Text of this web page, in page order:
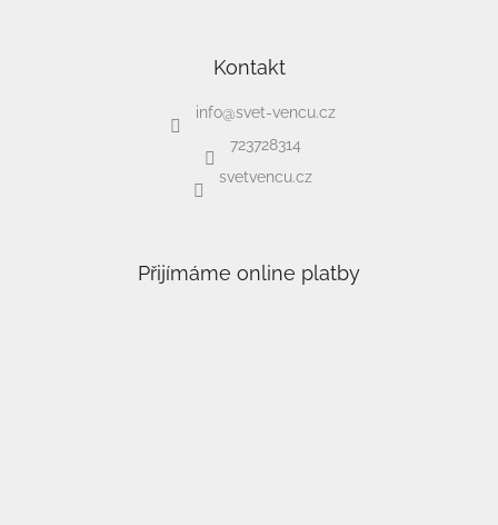
Kontakt
info@svet-vencu.cz
723728314
svetvencu.cz
Přijímáme online platby